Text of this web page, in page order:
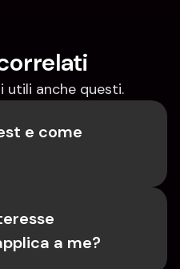
utili anche questi.
e come
a me?